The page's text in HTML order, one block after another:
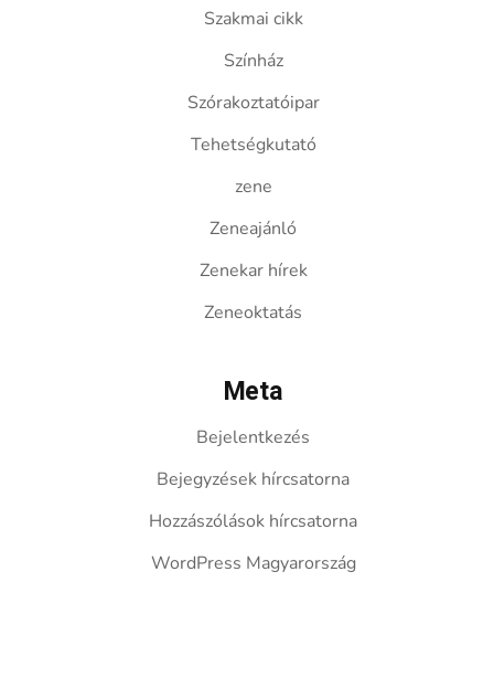
Szakmai cikk
Színház
Szórakoztatóipar
Tehetségkutató
zene
Zeneajánló
Zenekar hírek
Zeneoktatás
Meta
Bejelentkezés
Bejegyzések hírcsatorna
Hozzászólások hírcsatorna
WordPress Magyarország